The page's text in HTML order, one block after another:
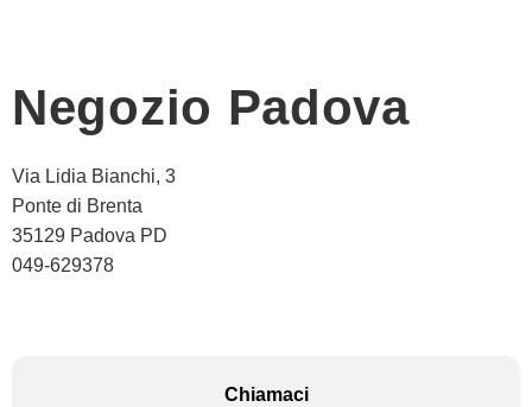
Negozio Padova
Via Lidia Bianchi, 3
Ponte di Brenta
35129 Padova PD
049-629378
Chiamaci